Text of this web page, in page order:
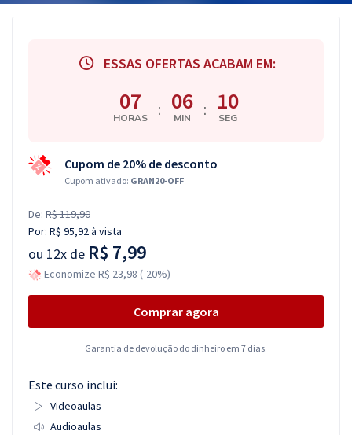
ESSAS OFERTAS ACABAM EM:
07
HORAS : 06
MIN : 09
SEG
Cupom de 20% de desconto
Cupom ativado: GRAN20-OFF
De: R$ 119,90
Por: R$ 95,92à vista
ou 12x de R$ 7,99
Economize R$ 23,98 (-20%)
Comprar agora
Garantia de devolução do dinheiro em 7 dias.
Este curso inclui:
Videoaulas
Audioaulas